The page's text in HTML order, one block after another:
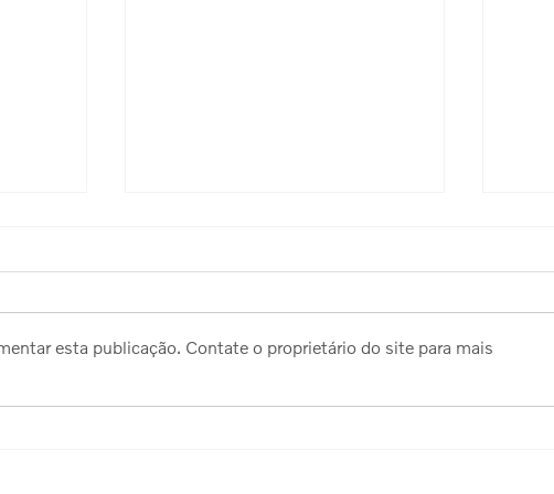
Novos equipamentos na
esta publicação. Contate o proprietário do site para mais